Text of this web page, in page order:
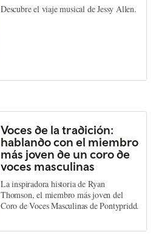
Descubre el viaje musical de Jessy Allen.
Voces de la tradición:
hablando con el miembro
más joven de un coro de
voces masculinas
La inspiradora historia de Ryan
Thomson, el miembro más joven del
Coro de Voces Masculinas de Pontypridd.